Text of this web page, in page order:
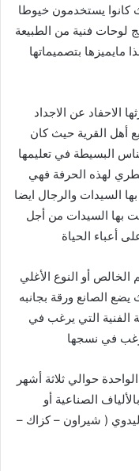
كانوا يستخدمون خيوطا
فنية من الطبيعة
مايميزها بتصميماتها
الاحفاد عن الاجداد
أهل القرية حيث كان
البسيطة في تعليمها
لهذه الحرفة فهي
السيدات والرجال ايضا
بها السيدات من أجل
أعباء الحياة
أو النوع الأغلي
الصانع ورقة بجانبه
الفنية التي يرغب في
في نسجها
حوالي ثلاثة أشهر
الصناعية أو
( شيراون – كزاك –